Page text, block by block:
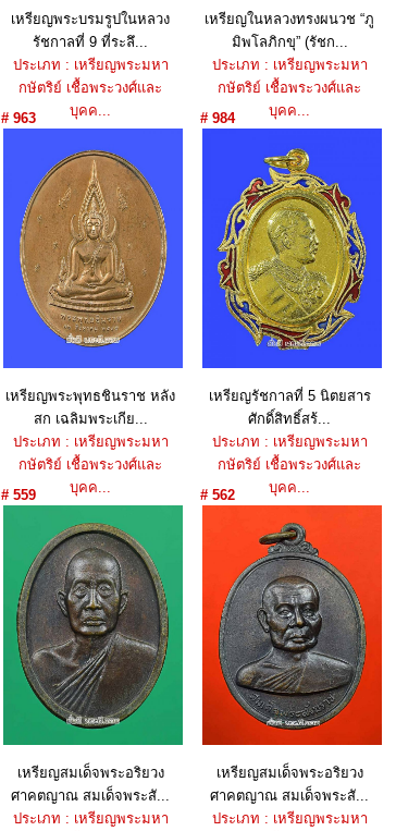
เหรียญพระบรมรูปในหลวง
รัชกาลที่ 9 ที่ระลึ...
ประเภท : เหรียญพระมหา
กษัตริย์ เชื้อพระวงศ์และ
บุคค...
ราคา : 1,750 บาท
เหรียญในหลวงทรงผนวช “ภู
มิพโลภิกขุ” (รัชก...
ประเภท : เหรียญพระมหา
กษัตริย์ เชื้อพระวงศ์และ
บุคค...
ราคา : 550 บาท
# 963
เหรียญพระพุทธชินราช หลัง
สก เฉลิมพระเกีย...
ประเภท : เหรียญพระมหา
กษัตริย์ เชื้อพระวงศ์และ
บุคค...
ราคา : 650 บาท
# 984
เหรียญรัชกาลที่ 5 นิตยสาร
ศักดิ์สิทธิ์สร้...
ประเภท : เหรียญพระมหา
กษัตริย์ เชื้อพระวงศ์และ
บุคค...
ราคา : 550 บาท
# 559
เหรียญสมเด็จพระอริยวง
ศาคตญาณ สมเด็จพระสั...
ประเภท : เหรียญพระมหา
# 562
เหรียญสมเด็จพระอริยวง
ศาคตญาณ สมเด็จพระสั...
ประเภท : เหรียญพระมหา